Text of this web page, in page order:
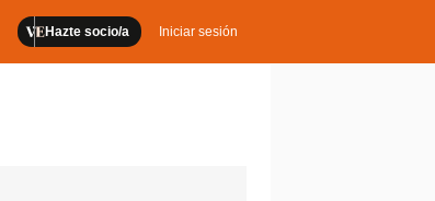
Hazte socio/a Iniciar sesión